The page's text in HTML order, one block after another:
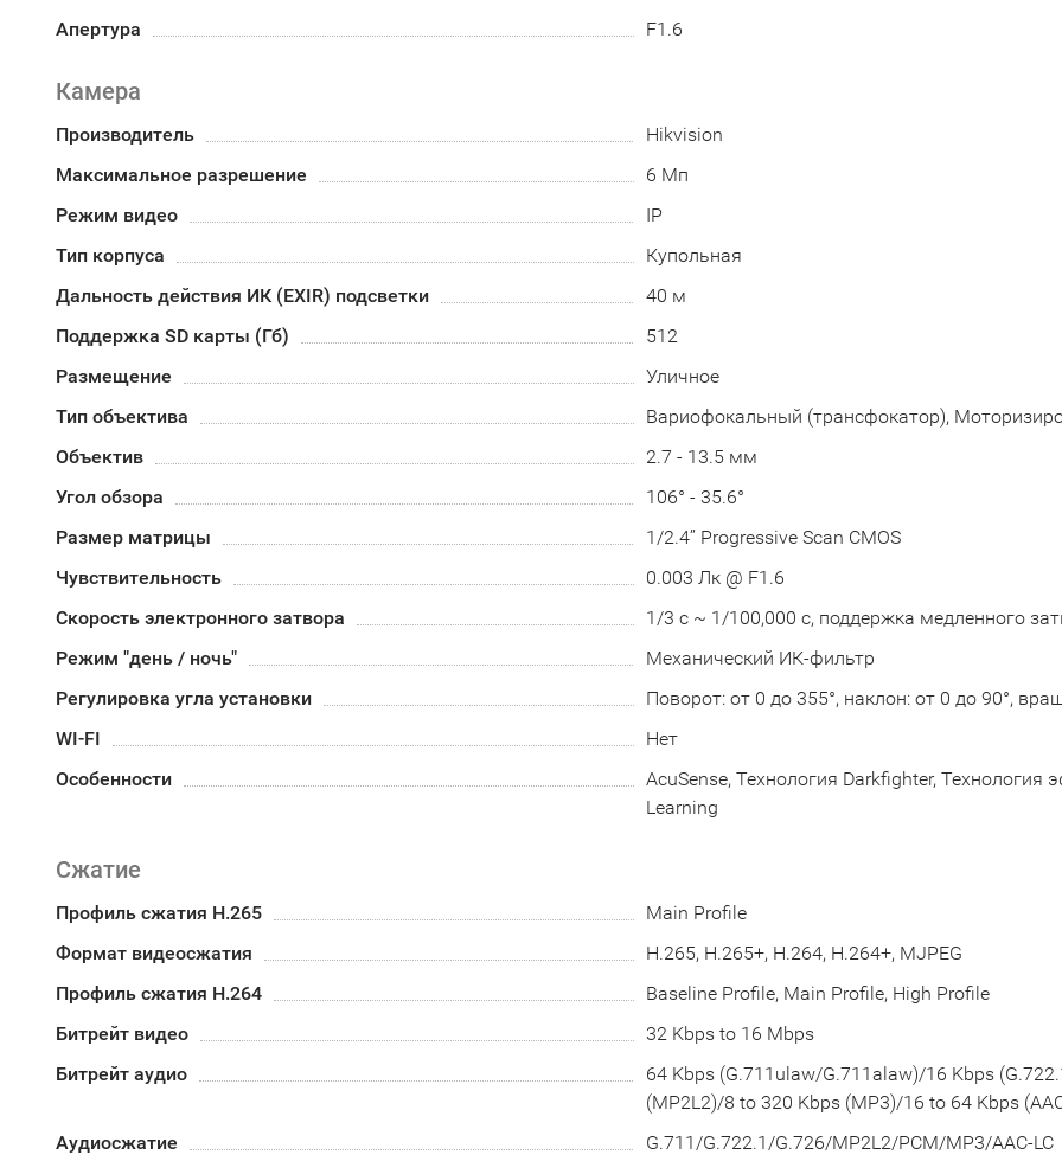
Апертура F1.6
Камера
Производитель
Hikvision
Максимальное разрешение
6 Мп
Режим видео
IP
Тип корпуса
Купольная
Дальность действия ИК (EXIR) подсветки
40 м
Поддержка SD карты (Гб)
512
Размещение
Уличное
Тип объектива
Вариофокальный (трансфокатор),
Объектив
2.7 - 13.5 мм
Угол обзора
106° - 35.6°
Размер матрицы
1/2.4’’ Progressive Scan CMOS
Чувствительность
0.003 Лк @ F1.6
Скорость электронного затвора
1/3 с ~ 1/100,000 с, поддержка медленного
Режим "день / ночь"
Механический ИК-фильтр
Регулировка угла установки
Поворот: от 0 до 355°, наклон: от 0 до 90°,
WI-FI
Нет
Особенности
AcuSense, Технология Darkfighter, Технология
Learning
Сжатие
Профиль сжатия H.265
Main Profile
Формат видеосжатия
H.265, H.265+, H.264, H.264+, MJPEG
Профиль сжатия H.264
Baseline Profile, Main Profile, High Profile
Битрейт видео
32 Kbps to 16 Mbps
Битрейт аудио
64 Kbps (G.711ulaw/G.711alaw)/16 Kbps
(MP2L2)/8 to 320 Kbps (MP3)/16 to 64 Kbps
Аудиосжатие
G.711/G.722.1/G.726/MP2L2/PCM/MP3/AAC-LC